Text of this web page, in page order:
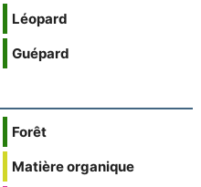
Léopard
Guépard
Forêt
Matière organique